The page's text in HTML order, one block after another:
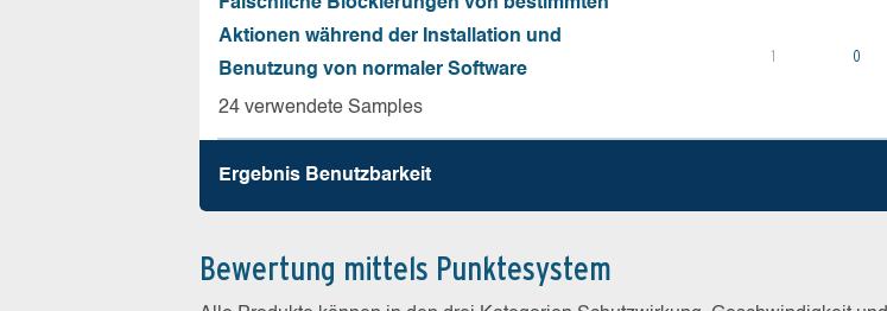
Aktionen während der Installation und
Benutzung von normaler Software
24 verwendete Samples
1 0
Ergebnis Benutz­barkeit
Bewertung mittels Punktesystem